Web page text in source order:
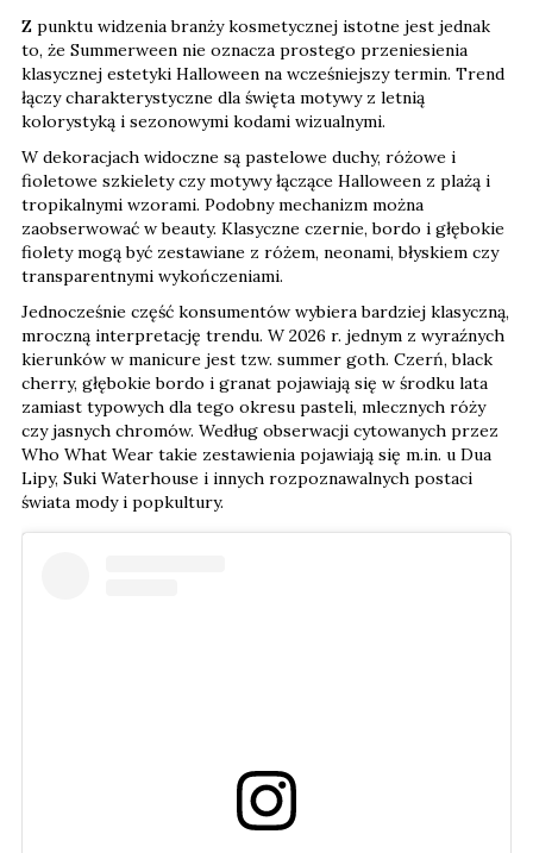
Z punktu widzenia branży kosmetycznej istotne jest jednak
to, że Summerween nie oznacza prostego przeniesienia
klasycznej estetyki Halloween na wcześniejszy termin. Trend
łączy charakterystyczne dla święta motywy z letnią
kolorystyką i sezonowymi kodami wizualnymi.
W dekoracjach widoczne są pastelowe duchy, różowe i
fioletowe szkielety czy motywy łączące Halloween z plażą i
tropikalnymi wzorami. Podobny mechanizm można
zaobserwować w beauty. Klasyczne czernie, bordo i głębokie
fiolety mogą być zestawiane z różem, neonami, błyskiem czy
transparentnymi wykończeniami.
Jednocześnie część konsumentów wybiera bardziej klasyczną,
mroczną interpretację trendu. W 2026 r. jednym z wyraźnych
kierunków w manicure jest tzw. summer goth. Czerń, black
cherry, głębokie bordo i granat pojawiają się w środku lata
zamiast typowych dla tego okresu pasteli, mlecznych róży
czy jasnych chromów. Według obserwacji cytowanych przez
Who What Wear takie zestawienia pojawiają się m.in. u Dua
Lipy, Suki Waterhouse i innych rozpoznawalnych postaci
świata mody i popkultury.